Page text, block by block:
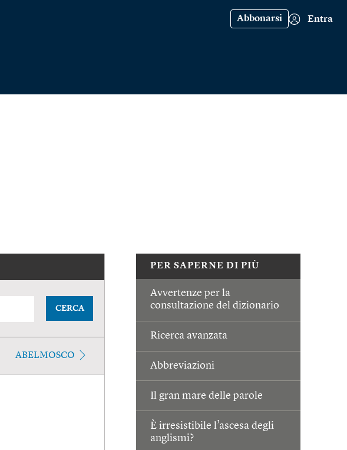
Abbonarsi Entra
PER SAPERNE DI PIÙ
Avvertenze per la
consultazione del dizionario
Ricerca avanzata
Abbreviazioni
Il gran mare delle parole
È irresistibile l’ascesa degli
anglismi?
CERCA
ABELMOSCO